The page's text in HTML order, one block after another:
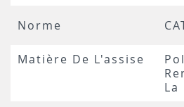
Norme
Matière De L'assise
La